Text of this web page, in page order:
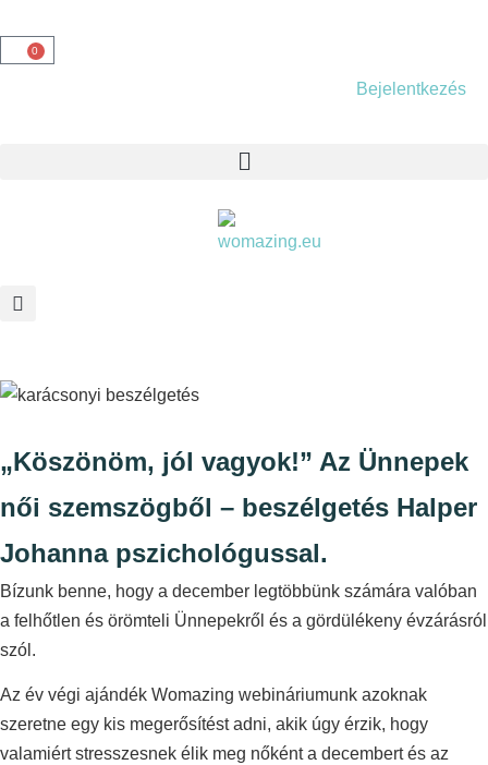
0
Bejelentkezés
„Köszönöm, jól vagyok!” Az Ünnepek
női szemszögből – beszélgetés Halper
Johanna pszichológussal.
Bízunk benne, hogy a december legtöbbünk számára valóban
a felhőtlen és örömteli Ünnepekről és a gördülékeny évzárásról
szól.
Az év végi ajándék Womazing webináriumunk azoknak
szeretne egy kis megerősítést adni, akik úgy érzik, hogy
valamiért stresszesnek élik meg nőként a decembert és az